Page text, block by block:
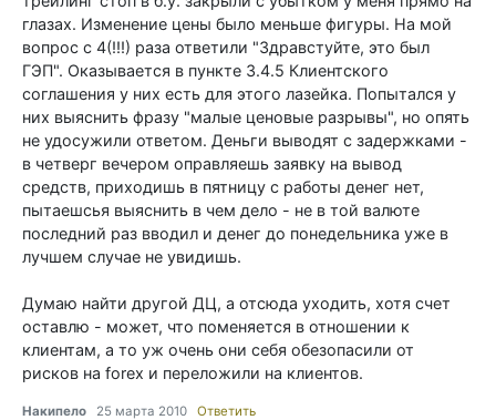
глазах. Изменение цены было меньше фигуры. На мой
вопрос с 4(!!!) раза ответили "Здравстуйте, это был
ГЭП". Оказывается в пункте 3.4.5 Клиентского
соглашения у них есть для этого лазейка. Попытался у
них выяснить фразу "малые ценовые разрывы", но опять
не удосужили ответом. Деньги выводят с задержками -
в четверг вечером оправляешь заявку на вывод
средств, приходишь в пятницу с работы денег нет,
пытаешсья выяснить в чем дело - не в той валюте
последний раз вводил и денег до понедельника уже в
лучшем случае не увидишь.
Думаю найти другой ДЦ, а отсюда уходить, хотя счет
оставлю - может, что поменяется в отношении к
клиентам, а то уж очень они себя обезопасили от
рисков на forex и переложили на клиентов.
Накипело 25 марта 2010 Ответить